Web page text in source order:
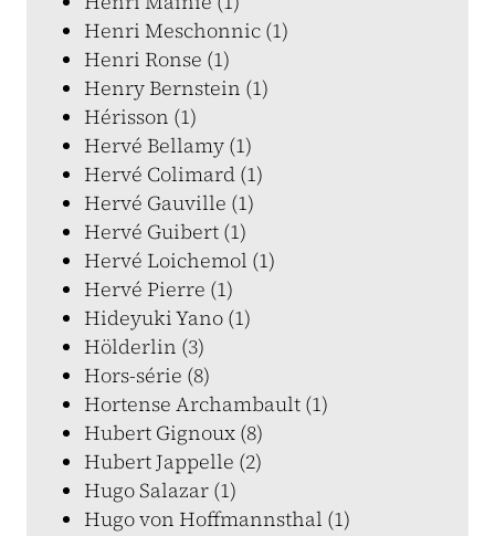
Henri Meschonnic (1)
Henri Ronse (1)
Henry Bernstein (1)
Hérisson (1)
Hervé Bellamy (1)
Hervé Colimard (1)
Hervé Gauville (1)
Hervé Guibert (1)
Hervé Loichemol (1)
Hervé Pierre (1)
Hideyuki Yano (1)
Hölderlin (3)
Hors-série (8)
Hortense Archambault (1)
Hubert Gignoux (8)
Hubert Jappelle (2)
Hugo Salazar (1)
Hugo von Hoffmannsthal (1)